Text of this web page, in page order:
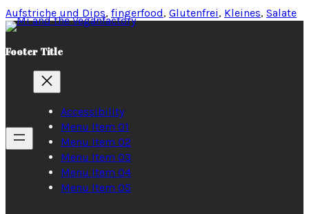
Aufstriche und Dips, fingerfood, Glutenfrei, Kleines, Salate
Footer Title
Accessibility
Menu Item 01
Menu Item 02
Menu Item 03
Menu Item 04
Menu Item 05